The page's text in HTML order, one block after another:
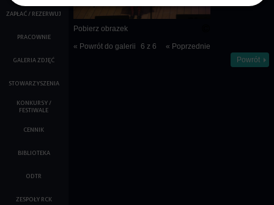
ZAPŁAĆ / REZERWUJ
PRACOWNIE
GALERIA ZDJĘĆ
STOWARZYSZENIA
KONKURSY /
FESTIWALE
CENNIK
BIBLIOTEKA
ODTR
ZESPOŁY RCK
Pobierz obrazek
« Powrót do galerii 6 z 6 « Poprzednie
Powrót